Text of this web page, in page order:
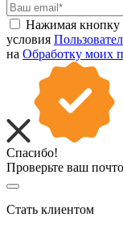
Нажимая кнопку
условия
на Обработку моих
Спасибо!
Проверьте ваш
Стать клиентом